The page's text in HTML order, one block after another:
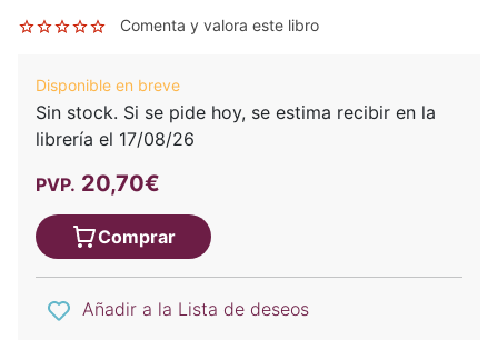
Comenta y valora este libro
Disponible en breve
Sin stock. Si se pide hoy, se estima recibir en la
librería el 17/08/26
PVP. 20,70€
Comprar
Añadir a la Lista de deseos